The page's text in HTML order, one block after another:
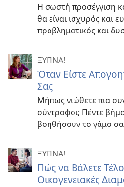
Η σωστή προσέγγιση
θα είναι ισχυρός και
προβληματικός και
ΞΥΠΝΑ!
Όταν Είστε
Σας
Μήπως νιώθετε πια
σύντροφοι; Πέντε
βοηθήσουν το γάμο
ΞΥΠΝΑ!
Πώς να Βάλετε
Οικογενειακές